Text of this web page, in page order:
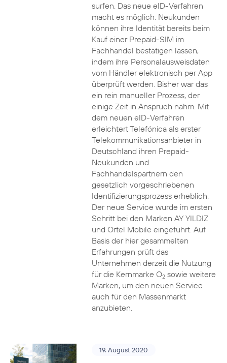
surfen. Das neue eID-Verfahren
macht es möglich: Neukunden
können ihre Identität bereits beim
Kauf einer Prepaid-SIM im
Fachhandel bestätigen lassen,
indem ihre Personalausweisdaten
vom Händler elektronisch per App
überprüft werden. Bisher war das
ein rein manueller Prozess, der
einige Zeit in Anspruch nahm. Mit
dem neuen eID-Verfahren
erleichtert Telefónica als erster
Telekommunikationsanbieter in
Deutschland ihren Prepaid-
Neukunden und
Fachhandelspartnern den
gesetzlich vorgeschriebenen
Identifizierungsprozess erheblich.
Der neue Service wurde im ersten
Schritt bei den Marken AY YILDIZ
und Ortel Mobile eingeführt. Auf
Basis der hier gesammelten
Erfahrungen prüft das
Unternehmen derzeit die Nutzung
für die Kernmarke O2sowie weitere
Marken, um den neuen Service
auch für den Massenmarkt
anzubieten.
19. August 2020